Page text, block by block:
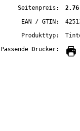
Seitenpreis:
EAN / GTIN:
Produkttyp:
Passende Drucker: